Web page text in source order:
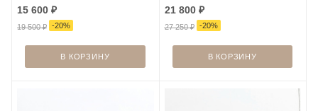
15 600 ₽
19 500₽ -20%
В КОРЗИНУ
21 800₽
27 250₽ -20%
В КОРЗИНУ